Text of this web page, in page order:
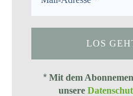
* Mit dem
unsere